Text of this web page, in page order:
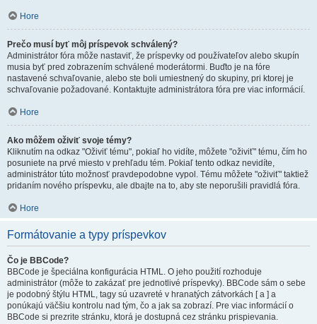
Hore
Prečo musí byť môj príspevok schválený?
Administrátor fóra môže nastaviť, že príspevky od používateľov alebo skupín
musia byť pred zobrazením schválené moderátormi. Buďto je na fóre
nastavené schvaľovanie, alebo ste boli umiestnený do skupiny, pri ktorej je
schvaľovanie požadované. Kontaktujte administrátora fóra pre viac informácií.
Hore
Ako môžem oživiť svoje témy?
Kliknutím na odkaz "Oživiť tému", pokiaľ ho vidíte, môžete "oživiť" tému, čím ho
posuniete na prvé miesto v prehľadu tém. Pokiaľ tento odkaz nevidíte,
administrátor túto možnosť pravdepodobne vypol. Tému môžete "oživiť" taktiež
pridaním nového príspevku, ale dbajte na to, aby ste neporušili pravidlá fóra.
Hore
Formátovanie a typy príspevkov
Čo je BBCode?
BBCode je špeciálna konfigurácia HTML. O jeho použití rozhoduje
administrátor (môže to zakázať pre jednotlivé príspevky). BBCode sám o sebe
je podobný štýlu HTML, tagy sú uzavreté v hranatých zátvorkách [ a ] a
ponúkajú väčšiu kontrolu nad tým, čo a jak sa zobrazí. Pre viac informácií o
BBCode si prezrite stránku, ktorá je dostupná cez stránku prispievania.